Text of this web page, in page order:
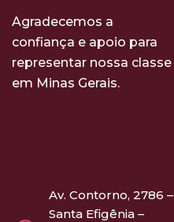
Agradecemos a
confiança e apoio para
representar nossa classe
em Minas Gerais.
Av. Contorno, 2786 –
Santa Efigênia –